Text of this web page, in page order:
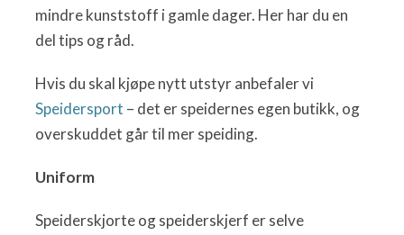
mindre kunststoff i gamle dager. Her har du en
del tips og råd.
Hvis du skal kjøpe nytt utstyr anbefaler vi
Speidersport – det er speidernes egen butikk, og
overskuddet går til mer speiding.
Uniform
Speiderskjorte og speiderskjerf er selve